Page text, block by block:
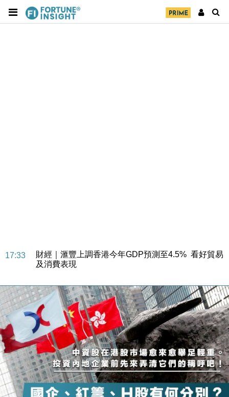
17:33
財經｜滙豐上調香港今年GDP預測至4.5% 看好貿易
及消費表現
損失近6900萬元
16:05
財經｜日經失守6.5萬點後回穩 全周仍升近2%
15:47
財經｜恒隆10月換帥 玩具「反」斗城亞洲CEO蔡德
粦接任
15:11
財經｜韓股反覆波動收跌 連挫7周創逾3年最長跌勢
13:44
財經｜內地7月美元計價出口增近24%勝預期 貿易順
差達1125億美元